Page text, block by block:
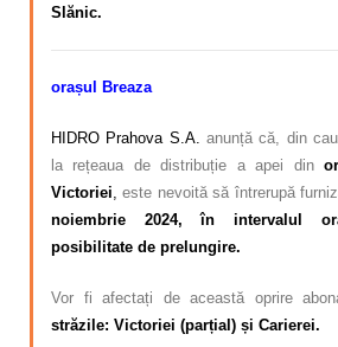
Slănic.
orașul Breaza
HIDRO Prahova S.A. anunță că, din
la rețeaua de distribuție a apei din
Victoriei, este nevoită să întrerupă
noiembrie 2024, în intervalul
posibilitate de prelungire.
Vor fi afectați de această oprire
străzile: Victoriei (parțial) și Carierei.